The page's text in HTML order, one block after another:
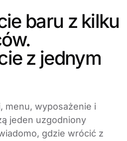
baru z kilku
z jednym
menu, wyposażenie i
jeden uzgodniony
gdzie wrócić z